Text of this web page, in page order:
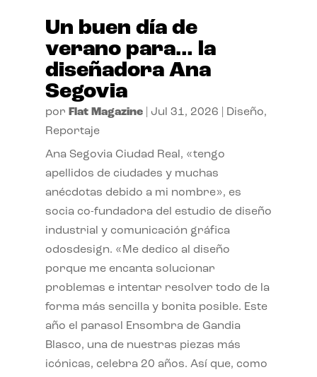
Un buen día de
verano para… la
diseñadora Ana
Segovia
por Flat Magazine| Jul 31, 2026 Diseño,
Reportaje
Ana Segovia Ciudad Real, «tengo
apellidos de ciudades y muchas
anécdotas debido a mi nombre», es
socia co-fundadora del estudio de diseño
industrial y comunicación gráfica
odosdesign. «Me dedico al diseño
porque me encanta solucionar
problemas e intentar resolver todo de la
forma más sencilla y bonita posible. Este
año el parasol Ensombra de Gandia
Blasco, una de nuestras piezas más
icónicas, celebra 20 años. Así que, como